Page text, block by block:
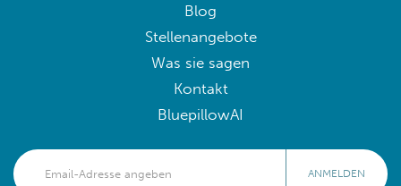
Blog
Stellenangebote
Was sie sagen
Kontakt
BluepillowAI
ANMELDEN